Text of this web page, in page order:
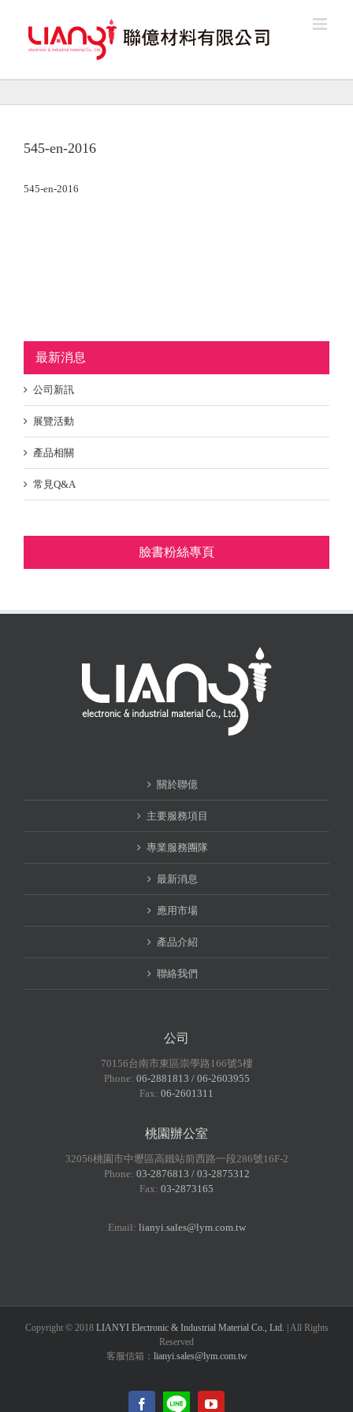
content
545-en-2016
545-en-2016
最新消息
公司新訊
展覽活動
產品相關
常見Q&A
臉書粉絲專頁
關於聯億
主要服務項目
專業服務團隊
最新消息
應用市場
產品介紹
聯絡我們
公司
70156台南市東區崇學路166號5樓
Phone: 06-2881813 / 06-2603955
Fax: 06-2601311
桃園辦公室
32056桃園市中壢區高鐵站前西路一段286號16F-2
Phone: 03-2876813 / 03-2875312
Fax: 03-2873165
Email: lianyi.sales@lym.com.tw
Copyright © 2018 LIANYI Electronic & Industrial Material Co., Ltd. | All Rights
Reserved
客服信箱： lianyi.sales@lym.com.tw
Facebook
LINE@ YouTube